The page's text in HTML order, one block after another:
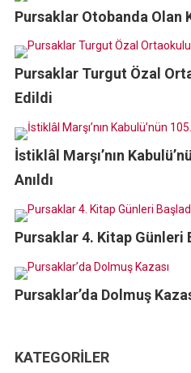
Pursaklar Otobanda Olan
Pursaklar Turgut Özal
Edildi
İstiklâl Marşı’nın
Anıldı
Pursaklar 4. Kitap Günleri
Pursaklar’da Dolmuş
KATEGORILER